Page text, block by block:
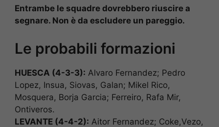
Entrambe le squadre dovrebbero riuscire a
segnare. Non è da escludere un pareggio.
Le probabili formazioni
HUESCA (4-3-3): Alvaro Fernandez; Pedro
Lopez, Insua, Siovas, Galan; Mikel Rico,
Mosquera, Borja Garcia; Ferreiro, Rafa Mir,
Ontiveros.
LEVANTE (4-4-2): Aitor Fernandez; Coke,Vezo,